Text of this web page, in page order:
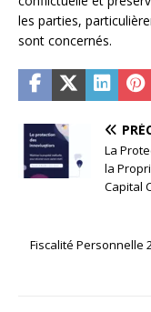
les parties,
sont concernés.
La
la
Capital
Fiscalité Personnelle